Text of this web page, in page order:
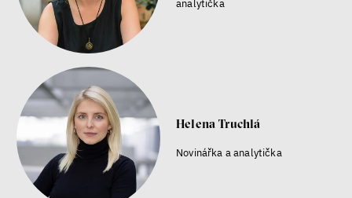
analytička
Helena Truchlá
Novinářka a analytička